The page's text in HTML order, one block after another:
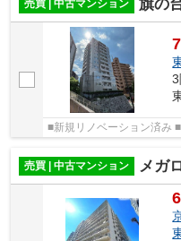
売買 | 中古マンション 旗の
■新規リノベーション済み
売買 | 中古マンション メガ